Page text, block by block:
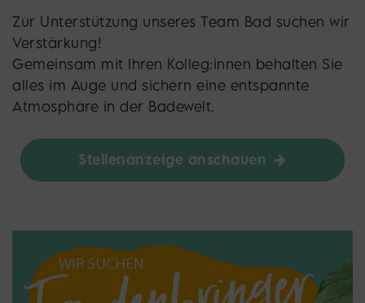
Zur Unterstützung unseres Team Bad suchen wir
Verstärkung!
Gemeinsam mit Ihren Kolleg:innen behalten Sie
alles im Auge und sichern eine entspannte
Atmosphäre in der Badewelt.
Stellenanzeige anschauen